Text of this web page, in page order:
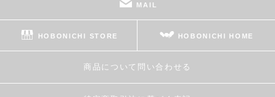
MAIL
HOBONICHI STORE HOBONICHI HOME
商品について問い合わせる